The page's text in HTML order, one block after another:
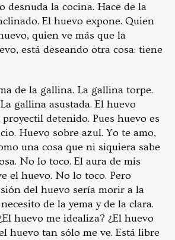
desnuda la cocina. Hace de la
El huevo expone. Quien
quien ve más que la
está deseando otra cosa: tiene
de la gallina. La gallina torpe.
gallina asustada. El huevo
detenido. Pues huevo es
Huevo sobre azul. Yo te amo,
una cosa que ni siquiera sabe
No lo toco. El aura de mis
el huevo. No lo toco. Pero
del huevo sería morir a la
de la yema y de la clara.
huevo me idealiza? ¿El huevo
huevo tan sólo me ve. Está libre